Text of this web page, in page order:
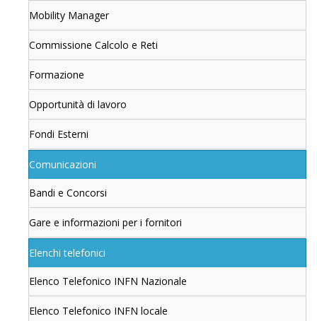
Mobility Manager
Commissione Calcolo e Reti
Formazione
Opportunità di lavoro
Fondi Esterni
Comunicazioni
Bandi e Concorsi
Gare e informazioni per i fornitori
Elenchi telefonici
Elenco Telefonico INFN Nazionale
Elenco Telefonico INFN locale